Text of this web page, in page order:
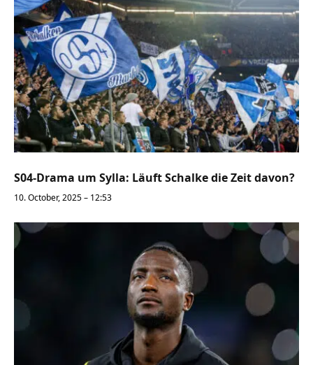
S04-Drama um Sylla: Läuft Schalke die Zeit davon?
10. October, 2025 – 12:53